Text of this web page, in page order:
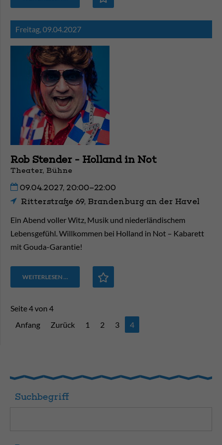
Freitag,09.04.2027
Rob Stender - Holland in Not
Theater, Bühne
09.04.2027, 20:00–22:00
Ritterstraße 69, Brandenburg an der Havel
Ein Abend voller Witz, Musik und niederländischem
Lebensgefühl. Willkommen bei Holland in Not – Kabarett
mit Gouda-Garantie!
WEITERLESEN …
Seite 4 von 4
Anfang
Zurück 1 2 3 4
Suchbegriff